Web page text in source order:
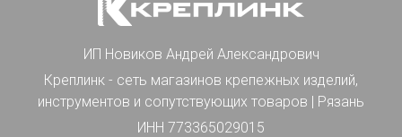
ИП Новиков Андрей Александрович
Креплинк - сеть магазинов крепежных изделий,
инструментов и сопутствующих товаров | Рязань
ИНН 773365029015